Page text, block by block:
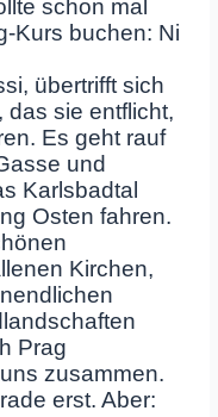
schon mal
Kurs buchen: Ni
übertrifft sich
das sie entflicht,
Es geht rauf
und
Karlsbadtal
Osten fahren.
Kirchen,
Prag
zusammen.
erst. Aber: